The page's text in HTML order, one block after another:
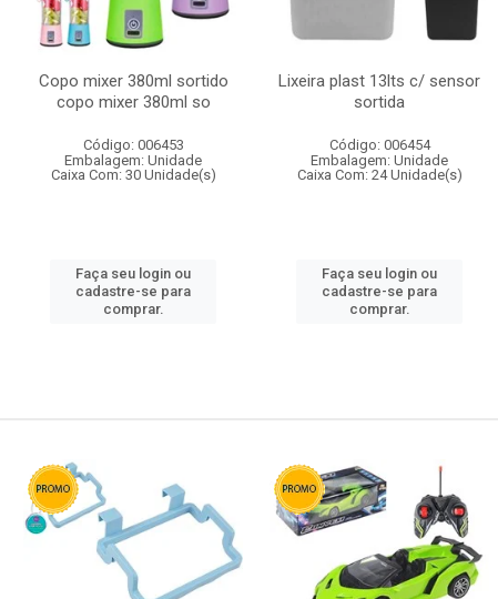
Copo mixer 380ml sortido
copo mixer 380ml so
Código: 006453
Embalagem: Unidade
Caixa Com: 30 Unidade(s)
Faça seu login ou
cadastre-se para
comprar.
Lixeira plast 13lts c/ sensor
sortida
Código: 006454
Embalagem: Unidade
Caixa Com: 24 Unidade(s)
Faça seu login ou
cadastre-se para
comprar.